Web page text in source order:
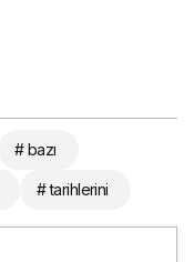
# bazı
# tarihlerini